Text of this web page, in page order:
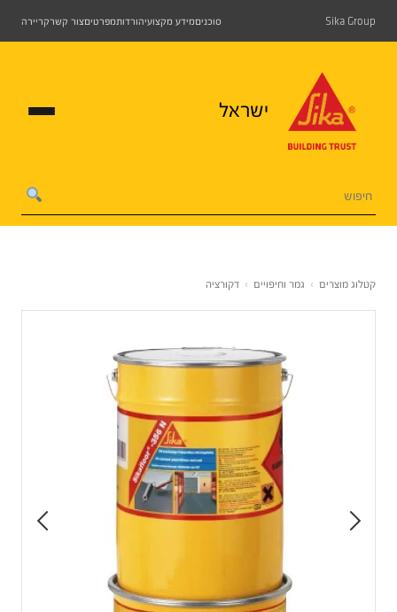
Sika Group סוכניםמידע מקצועיהורדותמפרטיםצור קשרקריירה
ישראל
קטלוג מוצרים › גמר וחיפויים › דקורציה